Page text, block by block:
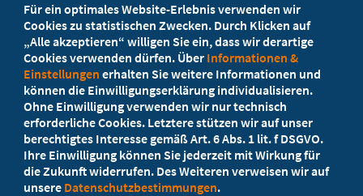
Ihr Landesverband berät Sie!
Ansprechpartner
Werden Sie jetzt Mitglied
5 Vorteile einer MB-Mitgliedschaft
Für ein optimales Website-Erlebnis verwenden wir
Cookies zu statistischen Zwecken. Durch Klicken auf
„Alle akzeptieren“ willigen Sie ein, dass wir derartige
Cookies verwenden dürfen. Über Informationen &
Einstellungen erhalten Sie weitere Informationen und
können die Einwilligungserklärung individualisieren.
Ohne Einwilligung verwenden wir nur technisch
erforderliche Cookies. Letztere stützen wir auf unser
berechtigtes Interesse gemäß Art. 6 Abs. 1 lit. f DSGVO.
Ihre Einwilligung können Sie jederzeit mit Wirkung für
die Zukunft widerrufen. Des Weiteren verweisen wir auf
unsere Datenschutzbestimmungen.